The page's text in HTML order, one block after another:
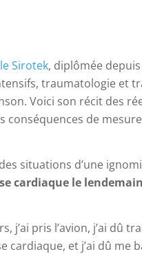
Sirotek, diplômée
traumatologie et
Voici son récit des
conséquences de
situations d’une
cardiaque le
j’ai pris l’avion, j’ai dû
cardiaque, et j’ai dû me